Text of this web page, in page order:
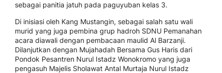
sebagai panitia jatuh pada paguyuban kelas 3.
Di inisiasi oleh Kang Mustangin, sebagai salah satu wali
murid yang juga pembina grup hadroh SDNU Pemanahan
acara diawali dengan pembacaan maulid Al Barzanji.
Dilanjutkan dengan Mujahadah Bersama Gus Haris dari
Pondok Pesantren Nurul Istadz Wonokromo yang juga
pengasuh Majelis Sholawat Antal Murtaja Nurul Istadz